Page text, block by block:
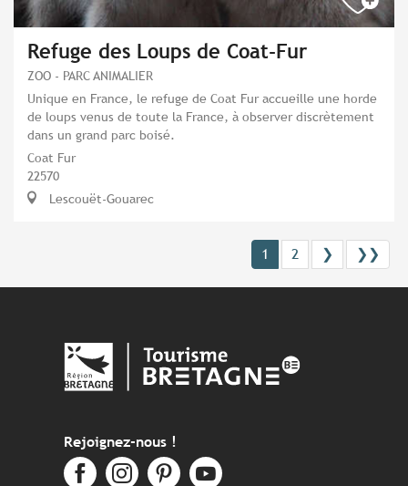
Refuge des Loups de Coat-Fur
ZOO - PARC ANIMALIER
Unique en France, le refuge de Coat Fur accueille une horde
de loups venus de toute la France, à observer discrètement
dans un grand parc boisé.
Coat Fur
22570
Lescouët-Gouarec
1 2 ❯ ❯❯
Rejoignez-nous !